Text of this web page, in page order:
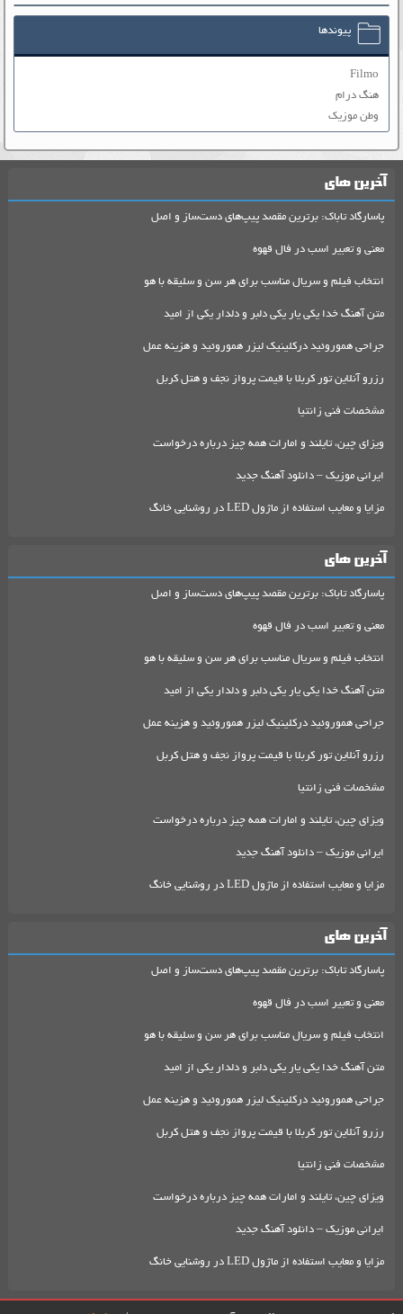
پیوندها
Filmo
هنگ درام
وطن موزیک
آخرین های
پاسارگاد تاباک: برترین مقصد پیپ‌های دست‌ساز و اصل
معنی و تعبیر اسب در فال قهوه
انتخاب فیلم و سریال مناسب برای هر سن و سلیقه با هو
متن آهنگ خدا یکی یار یکی دلبر و دلدار یکی از امید
جراحی هموروئید درکلینیک لیزر هموروئید و هزینه عمل
رزرو آنلاین تور کربلا با قیمت پرواز نجف و هتل کربل
مشخصات فنی زانتیا
ویزای چین، تایلند و امارات همه چیز درباره درخواست
ایرانی موزیک – دانلود آهنگ جدید
مزایا و معایب استفاده از ماژول LED در روشنایی خانگ
آخرین های
پاسارگاد تاباک: برترین مقصد پیپ‌های دست‌ساز و اصل
معنی و تعبیر اسب در فال قهوه
انتخاب فیلم و سریال مناسب برای هر سن و سلیقه با هو
متن آهنگ خدا یکی یار یکی دلبر و دلدار یکی از امید
جراحی هموروئید درکلینیک لیزر هموروئید و هزینه عمل
رزرو آنلاین تور کربلا با قیمت پرواز نجف و هتل کربل
مشخصات فنی زانتیا
ویزای چین، تایلند و امارات همه چیز درباره درخواست
ایرانی موزیک – دانلود آهنگ جدید
مزایا و معایب استفاده از ماژول LED در روشنایی خانگ
آخرین های
پاسارگاد تاباک: برترین مقصد پیپ‌های دست‌ساز و اصل
معنی و تعبیر اسب در فال قهوه
انتخاب فیلم و سریال مناسب برای هر سن و سلیقه با هو
متن آهنگ خدا یکی یار یکی دلبر و دلدار یکی از امید
جراحی هموروئید درکلینیک لیزر هموروئید و هزینه عمل
رزرو آنلاین تور کربلا با قیمت پرواز نجف و هتل کربل
مشخصات فنی زانتیا
ویزای چین، تایلند و امارات همه چیز درباره درخواست
ایرانی موزیک – دانلود آهنگ جدید
مزایا و معایب استفاده از ماژول LED در روشنایی خانگ